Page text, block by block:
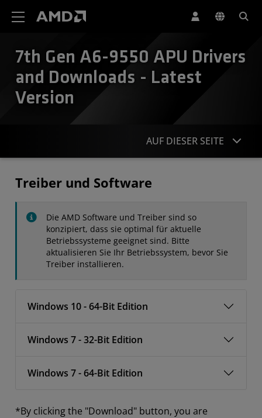
7th Gen A6-9550 APU Drivers
and Downloads - Latest
Version
AUF DIESER SEITE
Treiber und Software
Die AMD Software und Treiber sind so
konzipiert, dass sie optimal für aktuelle
Betriebssysteme geeignet sind. Bitte
aktualisieren Sie Ihr Betriebssystem, bevor Sie
Treiber installieren.
Windows 10 - 64-Bit Edition
Windows 7 - 32-Bit Edition
Windows 7 - 64-Bit Edition
*By clicking the "Download" button, you are